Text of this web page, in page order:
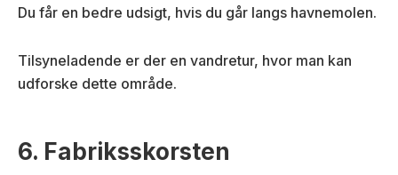
Du får en bedre udsigt, hvis du går langs havnemolen.
Tilsyneladende er der en vandretur, hvor man kan
udforske dette område.
6. Fabriksskorsten